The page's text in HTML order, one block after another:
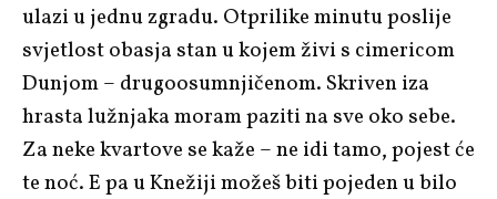
ulazi u jednu zgradu. Otprilike minutu poslije
svjetlost obasja stan u kojem živi s cimericom
Dunjom – drugoosumnjičenom. Skriven iza
hrasta lužnjaka moram paziti na sve oko sebe.
Za neke kvartove se kaže – ne idi tamo, pojest će
te noć. E pa u Knežiji možeš biti pojeden u bilo